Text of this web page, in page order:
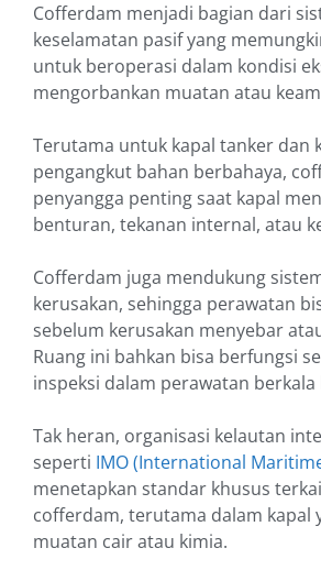
Cofferdam menjadi bagian dari
keselamatan pasif yang
untuk beroperasi dalam kondisi
mengorbankan muatan atau
Terutama untuk kapal tanker dan
pengangkut bahan berbahaya,
penyangga penting saat kapal
benturan, tekanan internal, atau
Cofferdam juga mendukung
kerusakan, sehingga perawatan
sebelum kerusakan menyebar
Ruang ini bahkan bisa berfungsi
inspeksi dalam perawatan berkala
Tak heran, organisasi kelautan
seperti IMO (International
menetapkan standar khusus
cofferdam, terutama dalam kapal
muatan cair atau kimia.